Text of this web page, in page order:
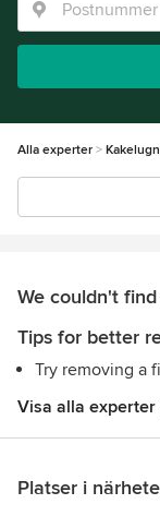
Alla experter
We couldn't
Tips for better
Try removing a
Visa alla experter
Platser i